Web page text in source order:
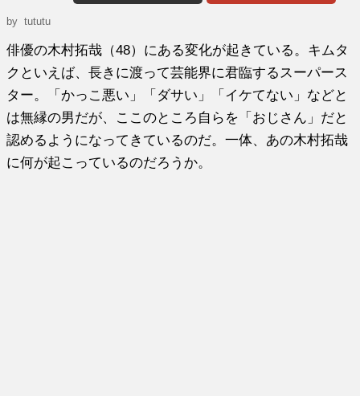
by tututu
俳優の木村拓哉（48）にある変化が起きている。キムタ
クといえば、長きに渡って芸能界に君臨するスーパース
ター。「かっこ悪い」「ダサい」「イケてない」などと
は無縁の男だが、ここのところ自らを「おじさん」だと
認めるようになってきているのだ。一体、あの木村拓哉
に何が起こっているのだろうか。